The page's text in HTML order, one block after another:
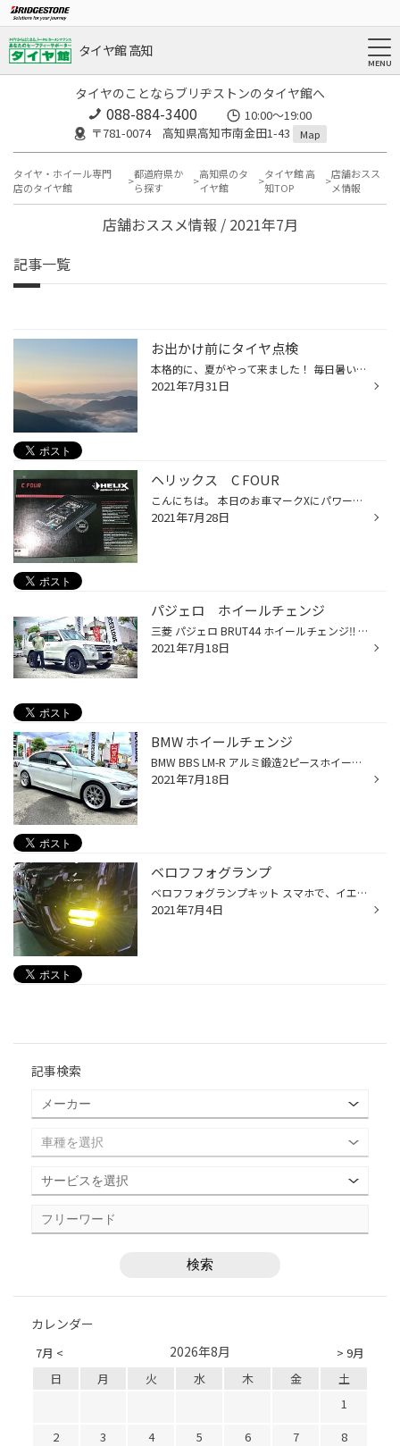
タイヤ館 高知
タイヤのことならブリヂストンのタイヤ館へ
088-884-3400
10:00〜19:00
〒781-0074 高知県高知市南金田1-43
Map
タイヤ・ホイール専門
店のタイヤ館
都道府県か
ら探す
高知県のタ
イヤ館
タイヤ館 高
知TOP
店舗おスス
メ情報
店舗おススメ情報 / 2021年7月
記事一覧
お出かけ前にタイヤ点検
本格的に、夏がやって来ました！ 毎日暑いので、水分補充忘れず、熱中症に気をつけましょう！ そして、お車でお出かけの際は、タイヤ点検、エアー補充も忘れずに。 写真は、今夏場大人気の四国カルストです！
2021年7月31日
ヘリックス C FOUR
こんにちは。 本日のお車マークXにパワーアンプの取り付け依頼です。 ドイツ製オーディオテックフィッシャー社のセカンドブランドヘリックス♪コスパに優れたブランドです。 スピーカーなんかは特にお勧め商品です。 バッテリーより4ゲージ電源ケーブルにて直接引きます。 リアトランクにアンプボー...
2021年7月28日
パジェロ ホイールチェンジ
三菱 パジェロ BRUT44 ホイールチェンジ‼︎ 4x4らしさが、更にアップ！ 絶妙なサイズならではのサイドデザイン！ メッチャカッコイイ
2021年7月18日
BMW ホイールチェンジ
BMW BBS LM-R アルミ鍛造2ピースホイールチェンジ！ 強靭さと軽さを磨いたスポーツモデル。優れたバランスで美しいルックス！ 痺れる、カッコ良さ。
2021年7月18日
ベロフフォグランプ
ベロフフォグランプキット スマホで、イエロー ホワイト 切り替えできます。 凄い時代になったもんだ。
2021年7月4日
記事検索
カレンダー
7月 < > 9月
2026年8月
日 月 火 水 木 金
土
1
2
3 4 5 6 7
8